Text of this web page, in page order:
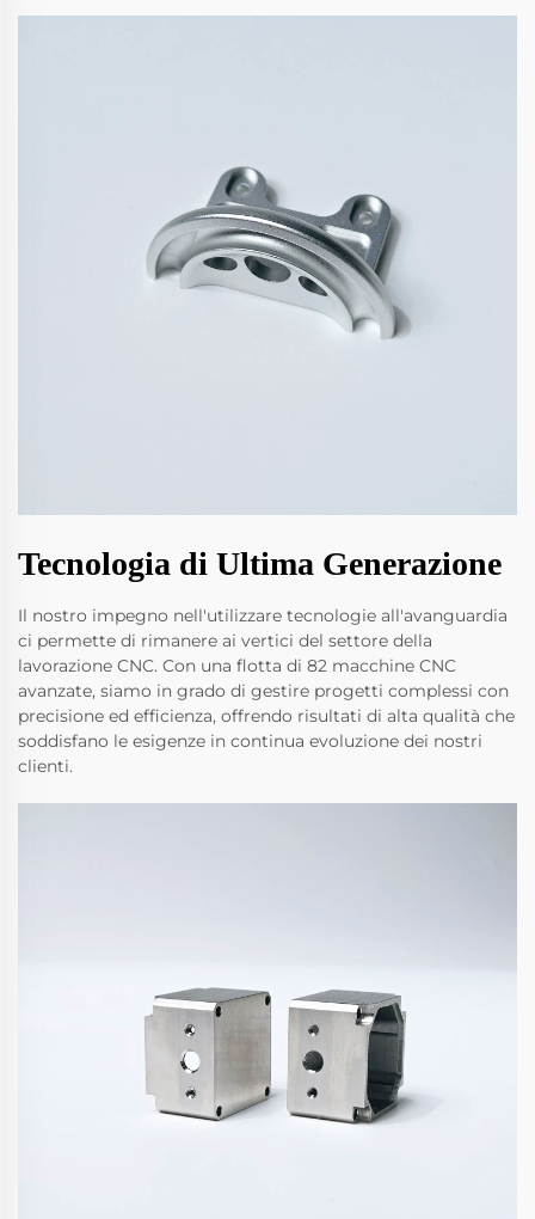
Tecnologia di Ultima Generazione
Il nostro impegno nell'utilizzare tecnologie all'avanguardia
ci permette di rimanere ai vertici del settore della
lavorazione CNC. Con una flotta di 82 macchine CNC
avanzate, siamo in grado di gestire progetti complessi con
precisione ed efficienza, offrendo risultati di alta qualità che
soddisfano le esigenze in continua evoluzione dei nostri
clienti.